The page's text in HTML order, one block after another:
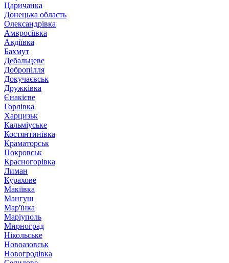
Царичанка
Донецька область
Олександрівка
Амвросіївка
Авдіївка
Бахмут
Дебальцеве
Добропілля
Докучаєвськ
Дружківка
Єнакієве
Горлівка
Харцизьк
Кальміуське
Костянтинівка
Краматорськ
Покровськ
Красногорівка
Лиман
Курахове
Макіївка
Мангуш
Мар'їнка
Маріуполь
Мирноград
Нікольське
Новоазовськ
Новогродівка